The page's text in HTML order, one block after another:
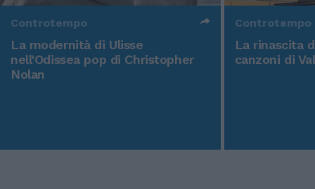
Controtempo
La modernità di Ulisse
nell'Odissea pop di Christopher
Nolan
Controtempo
La rinascita
canzoni di